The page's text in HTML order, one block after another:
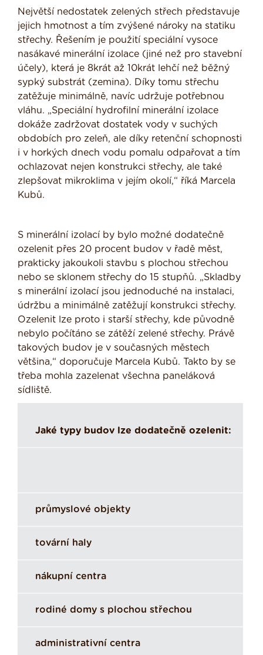
Největší nedostatek zelených střech představuje
jejich hmotnost a tím zvýšené nároky na statiku
střechy. Řešením je použití speciální vysoce
nasákavé minerální izolace (jiné než pro stavební
účely), která je 8krát až 10krát lehčí než běžný
sypký substrát (zemina). Díky tomu střechu
zatěžuje minimálně, navíc udržuje potřebnou
vláhu. „Speciální hydrofilní minerální izolace
dokáže zadržovat dostatek vody v suchých
obdobích pro zeleň, ale díky retenční schopnosti
i v horkých dnech vodu pomalu odpařovat a tím
ochlazovat nejen konstrukci střechy, ale také
zlepšovat mikroklima v jejím okolí,“ říká Marcela
Kubů.
S minerální izolací by bylo možné dodatečně
ozelenit přes 20 procent budov v řadě měst,
prakticky jakoukoli stavbu s plochou střechou
nebo se sklonem střechy do 15 stupňů. „Skladby
s minerální izolací jsou jednoduché na instalaci,
údržbu a minimálně zatěžují konstrukci střechy.
Ozelenit lze proto i starší střechy, kde původně
nebylo počítáno se zátěží zelené střechy. Právě
takových budov je v současných městech
většina,“ doporučuje Marcela Kubů. Takto by se
třeba mohla zazelenat všechna paneláková
sídliště.
Jaké typy budov lze dodatečně ozelenit:
průmyslové objekty
tovární haly
nákupní centra
rodiné domy s plochou střechou
administrativní centra